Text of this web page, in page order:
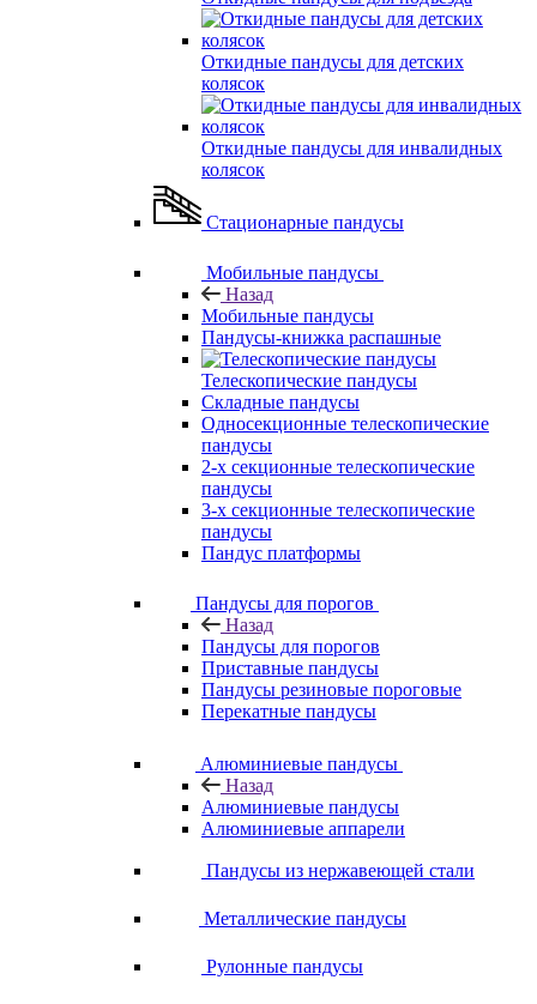
Откидные пандусы для детских
колясок
Откидные пандусы для инвалидных
колясок
Стационарные пандусы
Мобильные пандусы
Назад
Мобильные пандусы
Пандусы-книжка распашные
Телескопические пандусы
Складные пандусы
Односекционные телескопические
пандусы
2-х секционные телескопические
пандусы
3-х секционные телескопические
пандусы
Пандус платформы
Пандусы для порогов
Назад
Пандусы для порогов
Приставные пандусы
Пандусы резиновые пороговые
Перекатные пандусы
Алюминиевые пандусы
Назад
Алюминиевые пандусы
Алюминиевые аппарели
Пандусы из нержавеющей стали
Металлические пандусы
Рулонные пандусы